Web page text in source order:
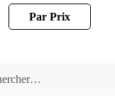
Par Prix